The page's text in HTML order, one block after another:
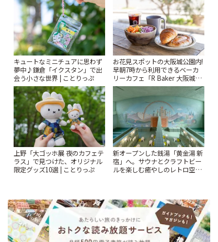
キュートなミニチュアに思わず
夢中♪鎌倉「イクスタン」で出
会う小さな世界 | ことりっぷ
お花見スポットの大阪城公園内!
早朝7時から利用できるベーカ
リーカフェ「R Baker 大阪城公
園店」 | ことりっぷ
上野「大ゴッホ展 夜のカフェテ
ラス」で見つけた、オリジナル
限定グッズ10選 | ことりっぷ
新オープンした銭湯「黄金湯 新
宿」へ。サウナとクラフトビー
ルを楽しむ癒やしのレトロ空間